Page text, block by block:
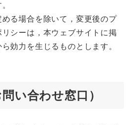
める場合を除いて，変更後のプ
リシーは，本ウェブサイトに掲
効力を生じるものとします。
い合わせ窓口）